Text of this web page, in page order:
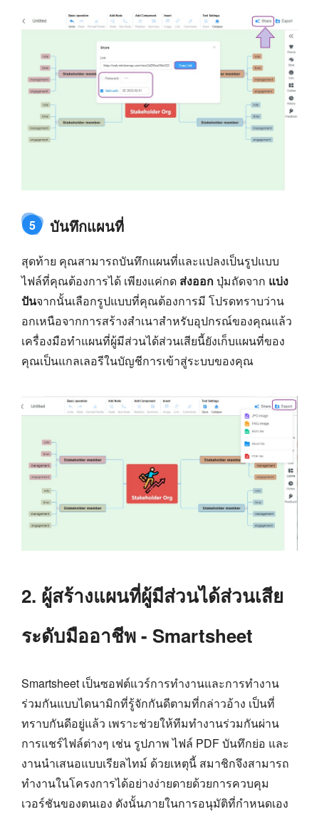
5 บันทึกแผนที่
สุดท้าย คุณสามารถบันทึกแผนที่และแปลงเป็นรูปแบบ
ไฟล์ที่คุณต้องการได้ เพียงแค่กด ส่งออกปุ่มถัดจาก แบ่ง
ปันจากนั้นเลือกรูปแบบที่คุณต้องการมี โปรดทราบว่าน
อกเหนือจากการสร้างสำเนาสำหรับอุปกรณ์ของคุณแล้ว
เครื่องมือทำแผนที่ผู้มีส่วนได้ส่วนเสียนี้ยังเก็บแผนที่ของ
คุณเป็นแกลเลอรีในบัญชีการเข้าสู่ระบบของคุณ
2. ผู้สร้างแผนที่ผู้มีส่วนได้ส่วนเสีย
ระดับมืออาชีพ - Smartsheet
Smartsheet เป็นซอฟต์แวร์การทำงานและการทำงาน
ร่วมกันแบบไดนามิกที่รู้จักกันดีตามที่กล่าวอ้าง เป็นที่
ทราบกันดีอยู่แล้ว เพราะช่วยให้ทีมทำงานร่วมกันผ่าน
การแชร์ไฟล์ต่างๆ เช่น รูปภาพ ไฟล์ PDF บันทึกย่อ และ
งานนำเสนอแบบเรียลไทม์ ด้วยเหตุนี้ สมาชิกจึงสามารถ
ทำงานในโครงการได้อย่างง่ายดายด้วยการควบคุม
เวอร์ชันของตนเอง ดังนั้นภายในการอนุมัติที่กำหนดเอง